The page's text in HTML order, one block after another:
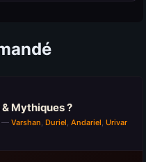
Mythiques ?
— Varshan, Duriel, Andariel, Urivar